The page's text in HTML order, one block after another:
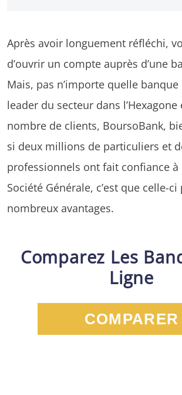
Après avoir longuement réfléchi,
d’ouvrir un compte auprès d’une
Mais, pas n’importe quelle
leader du secteur dans
nombre de clients, BoursoBank,
si deux millions de particuliers et
professionnels ont fait confiance
Société Générale, c’est que celle-
nombreux avantages.
Comparez Les
Ligne
COMPARER